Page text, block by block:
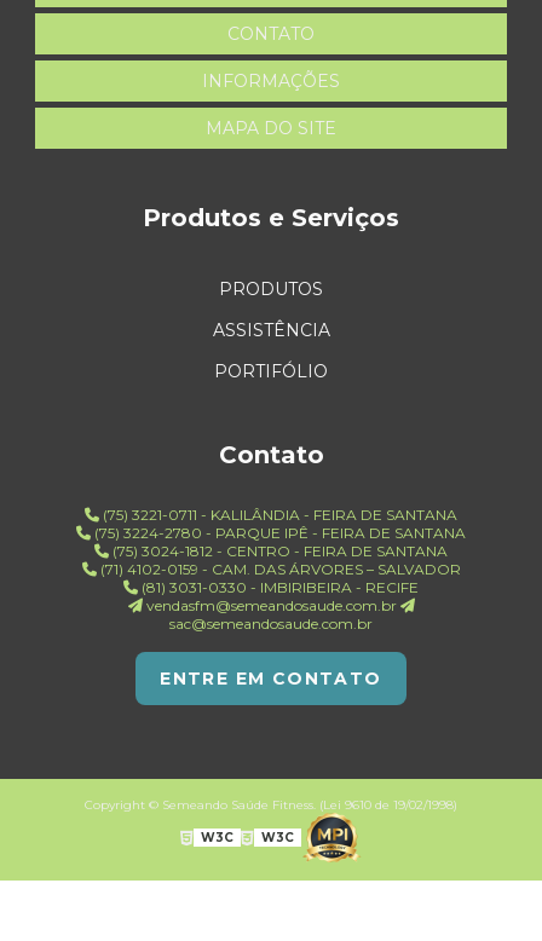
CONTATO
INFORMAÇÕES
MAPA DO SITE
Produtos e Serviços
PRODUTOS
ASSISTÊNCIA
PORTIFÓLIO
Contato
(75) 3221-0711 - KALILÂNDIA - FEIRA DE SANTANA
(75) 3224-2780 - PARQUE IPÊ - FEIRA DE SANTANA
(75) 3024-1812 - CENTRO - FEIRA DE SANTANA
(71) 4102-0159 - CAM. DAS ÁRVORES – SALVADOR
(81) 3031-0330 - IMBIRIBEIRA - RECIFE
vendasfm@semeandosaude.com.br
sac@semeandosaude.com.br
ENTRE EM CONTATO
Copyright © Semeando Saúde Fitness. (Lei 9610 de 19/02/1998)
W3C W3C